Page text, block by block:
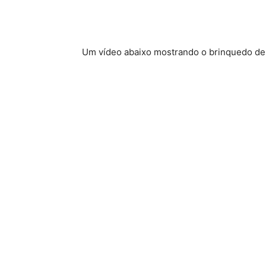
Um vídeo abaixo mostrando o brinquedo